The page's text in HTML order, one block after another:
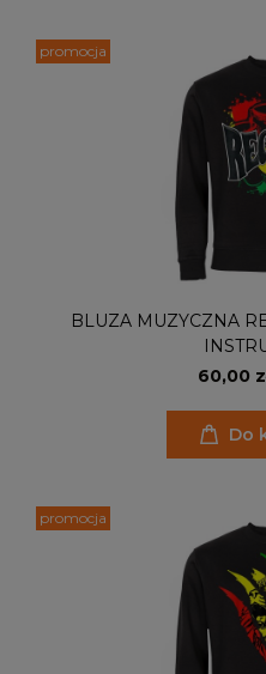
BLUZA MUZYCZNA
60,00
Do
promocja
promocja